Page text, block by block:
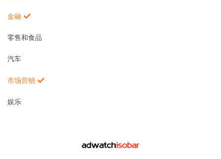
金融
零售和食品
汽车
市场营销
娱乐